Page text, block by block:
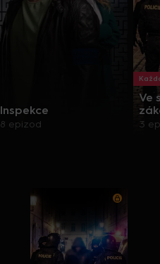
Inspekce
8 epizod
Ve
3